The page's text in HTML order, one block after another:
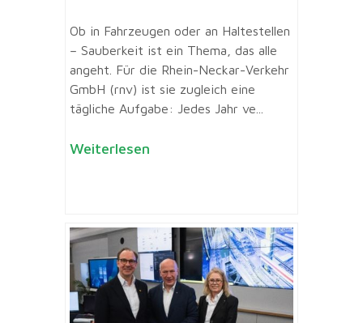
Ob in Fahrzeugen oder an Haltestellen
– Sauberkeit ist ein Thema, das alle
angeht. Für die Rhein-Neckar-Verkehr
GmbH (rnv) ist sie zugleich eine
tägliche Aufgabe: Jedes Jahr ve...
Weiterlesen